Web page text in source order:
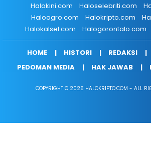
Halokini.com
Haloselebriti.com
Haloagro.com
Halokripto.com
Halokalsel.com
Halogorontalo.com
HOME HISTORI REDAKSI
PEDOMAN MEDIA
HAK JAWAB
COPYRIGHT © 2026 HALOKRIPTO.COM - ALL